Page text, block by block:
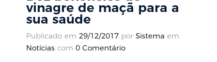
vinagre de maçã para a
sua saúde
Publicado em 29/12/2017 por Sistema em
Notícias com 0 Comentário